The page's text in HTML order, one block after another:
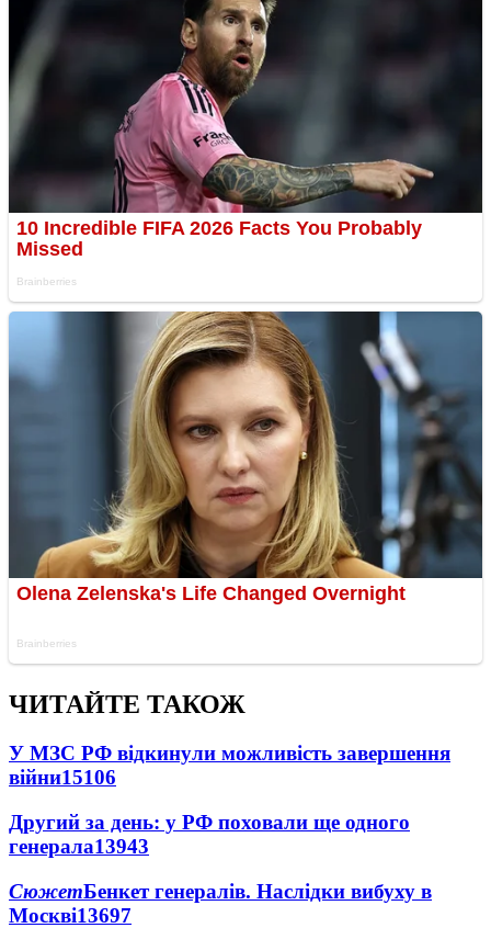
ЧИТАЙТЕ ТАКОЖ
У МЗС РФ відкинули можливість завершення
війни15106
Другий за день: у РФ поховали ще одного
генерала13943
СюжетБенкет генералів. Наслідки вибуху в
Москві13697